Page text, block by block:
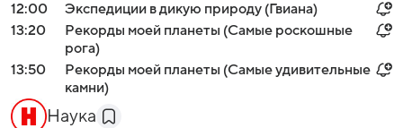
12:00
Экспедиции в дикую природу (Гвиана)
13:20
Рекорды моей планеты (Самые роскошные
рога)
13:50
Рекорды моей планеты (Самые удивительные
камни)
Наука